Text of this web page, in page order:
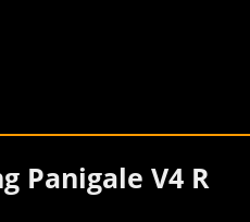
Panigale V4 R